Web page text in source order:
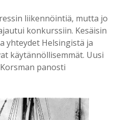
liikennöintiä, mutta jo
konkurssiin. Kesäisin
yhteydet Helsingistä ja
käytännöllisemmät. Uusi
panosti